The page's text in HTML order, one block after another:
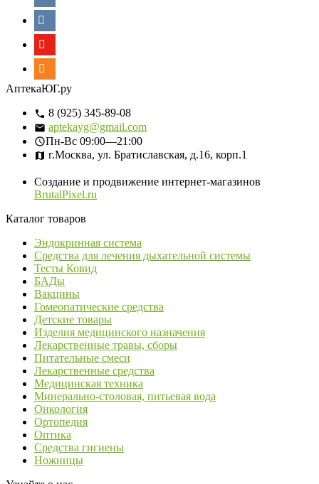
АптекаЮГ.ру
8 (925) 345-89-08
aptekayg@gmail.com
Пн-Вс 09:00—21:00
г.Москва, ул. Братиславская, д.16, корп.1
Создание и продвижение интернет-магазинов
BrutalPixel.ru
Каталог товаров
Эндокринная система
Средства для лечения дыхательной системы
Тесты Ковид
БАДы
Вакцины
Гомеопатические средства
Детские товары
Изделия медицинского назначения
Лекарственные травы, сборы
Питательные смеси
Лекарственные средства
Медицинская техника
Минерально-столовая, питьевая вода
Онкология
Ортопедия
Оптика
Средства гигиены
Ножницы